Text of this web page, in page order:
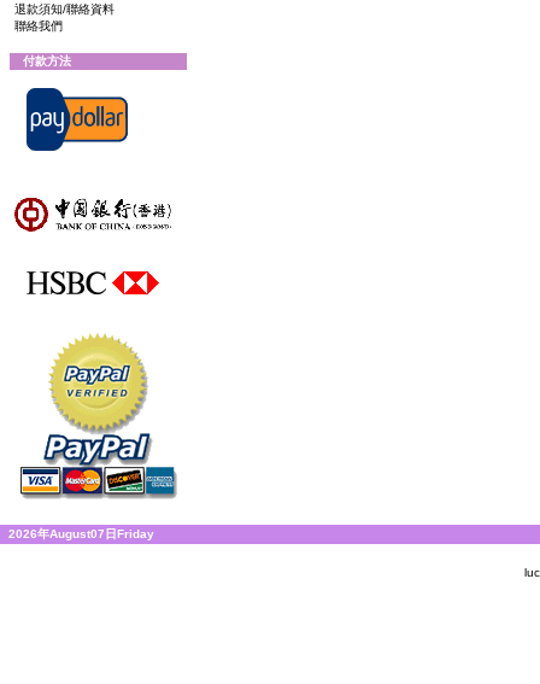
退款須知/聯絡資料
聯絡我們
付款方法
2026年August07日Friday